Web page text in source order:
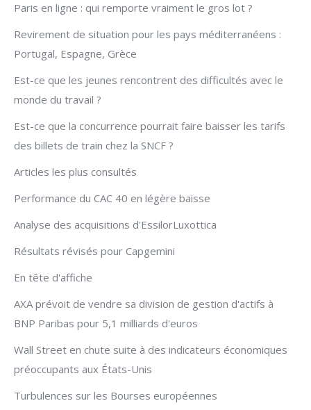
Paris en ligne : qui remporte vraiment le gros lot ?
Revirement de situation pour les pays méditerranéens :
Portugal, Espagne, Grèce
Est-ce que les jeunes rencontrent des difficultés avec le
monde du travail ?
Est-ce que la concurrence pourrait faire baisser les tarifs
des billets de train chez la SNCF ?
Articles les plus consultés
Performance du CAC 40 en légère baisse
Analyse des acquisitions d'EssilorLuxottica
Résultats révisés pour Capgemini
En tête d'affiche
AXA prévoit de vendre sa division de gestion d'actifs à
BNP Paribas pour 5,1 milliards d'euros
Wall Street en chute suite à des indicateurs économiques
préoccupants aux États-Unis
Turbulences sur les Bourses européennes